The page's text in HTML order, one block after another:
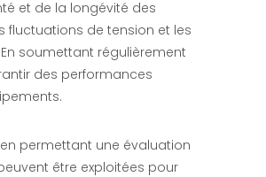
et de la longévité des
fluctuations de tension et les
soumettant régulièrement
des performances
permettant une évaluation
être exploitées pour